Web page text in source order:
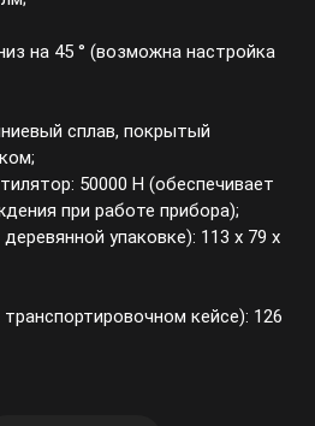
на 45 ° (возможна настройка
сплав, покрытый
50000 Н (обеспечивает
при работе прибора);
упаковке): 113 х 79 х
кейсе): 126